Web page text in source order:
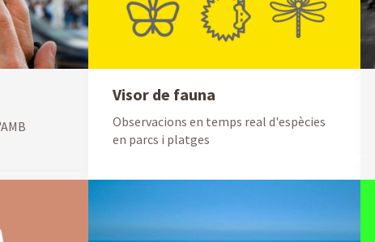
Visor de fauna
Observacions en temps real d'espècies
en parcs i platges